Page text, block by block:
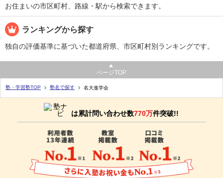
お住まいの市区町村、路線・駅から検索できます。
ランキングから探す
独自の評価基準に基づいた都道府県、市区町村別ランキングです。
ページTOP
塾・学習塾TOP 塾名で探す 名大進学会
は累計問い合わせ数770万件突破!!